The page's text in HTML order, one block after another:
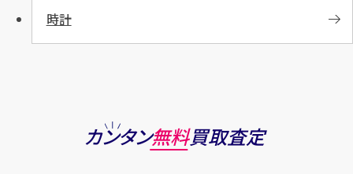
時計
カンタン無料買取査定